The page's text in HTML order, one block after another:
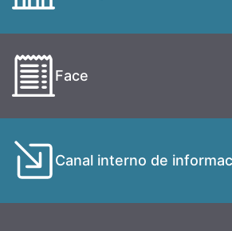
Face
Canal interno de